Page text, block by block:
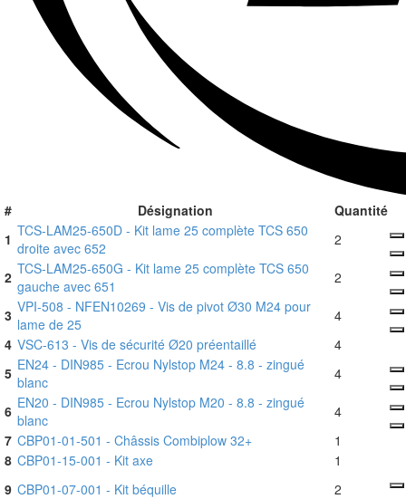
# Désignation
Quantité
1 TCS-LAM25-650D - Kit lame 25 complète TCS 650
droite avec 652
2
2 TCS-LAM25-650G - Kit lame 25 complète TCS 650
gauche avec 651
2
3 VPI-508 - NFEN10269 - Vis de pivot Ø30 M24 pour
lame de 25
4
4 VSC-613 - Vis de sécurité Ø20 préentaillé
4
5 EN24 - DIN985 - Ecrou Nylstop M24 - 8.8 - zingué
blanc
4
6 EN20 - DIN985 - Ecrou Nylstop M20 - 8.8 - zingué
blanc
4
7 CBP01-01-501 - Châssis Combiplow 32+
1
8 CBP01-15-001 - Kit axe
1
9 CBP01-07-001 - Kit béquille 2